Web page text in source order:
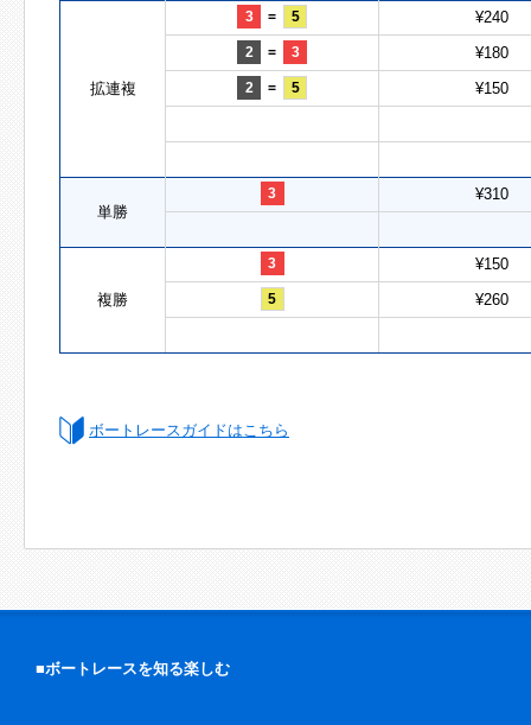
拡連複
3 = 5 ¥240
2 = 3 ¥180
2 = 5 ¥150
単勝
3 ¥310
複勝
3 ¥150
5 ¥260
ボートレースガイドはこちら
■ボートレースを知る楽しむ